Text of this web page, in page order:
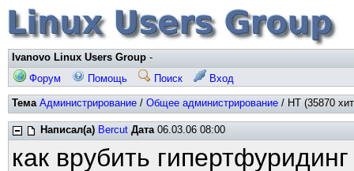
Ivanovo Linux Users Group -
Форум
Помощь Поиск Вход
Тема Администрирование / Общее администрирование / HT (35870
Написал(а) Bercut Дата06.03.06 08:00
как врубить гипертфуридинг